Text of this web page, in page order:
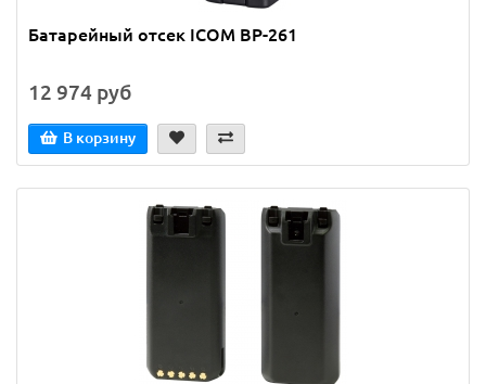
Батарейный отсек ICOM BP-261
12 974 руб
В корзину